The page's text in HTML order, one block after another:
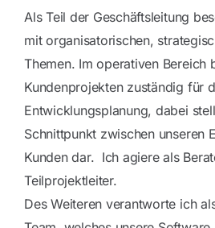
Als Teil der Geschäftsleitung
mit organisatorischen,
Themen. Im operativen Bereich
Kundenprojekten zuständig für
Entwicklungsplanung, dabei
Schnittpunkt zwischen unseren
Kunden dar. Ich agiere als
Teilprojektleiter.
Des Weiteren verantworte ich